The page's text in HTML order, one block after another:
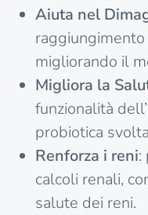
Aiuta nel
migliorando il
Migliora la
funzionalità
probiotica
Renforza i reni:
calcoli renali,
salute dei reni.